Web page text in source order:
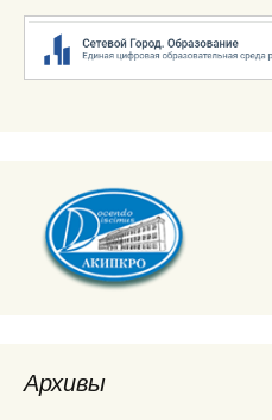
Архивы